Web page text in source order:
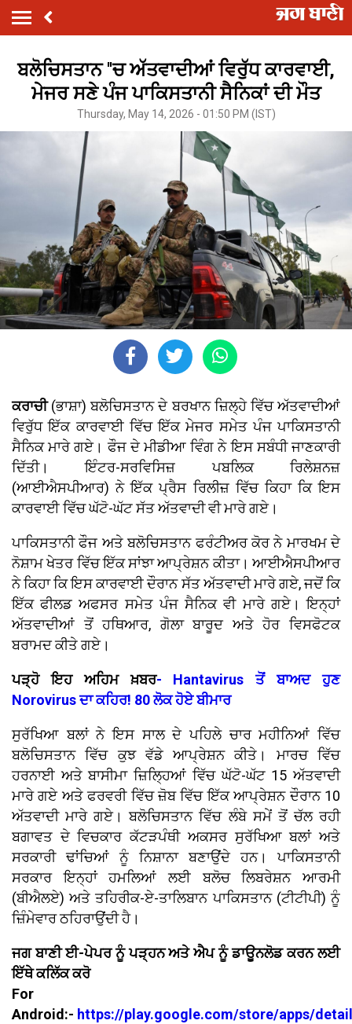
ਬਲੋਚਿਸਤਾਨ ''ਚ ਅੱਤਵਾਦੀਆਂ ਵਿਰੁੱਧ ਕਾਰਵਾਈ,
ਮੇਜਰ ਸਣੇ ਪੰਜ ਪਾਕਿਸਤਾਨੀ ਸੈਨਿਕਾਂ ਦੀ ਮੌਤ
Thursday, May 14, 2026 - 01:50 PM (IST)
ਕਰਾਚੀ(ਭਾਸ਼ਾ) ਬਲੋਚਿਸਤਾਨ ਦੇ ਬਰਖਾਨ ਜ਼ਿਲ੍ਹੇ ਵਿੱਚ ਅੱਤਵਾਦੀਆਂ
ਵਿਰੁੱਧ ਇੱਕ ਕਾਰਵਾਈ ਵਿੱਚ ਇੱਕ ਮੇਜਰ ਸਮੇਤ ਪੰਜ ਪਾਕਿਸਤਾਨੀ
ਸੈਨਿਕ ਮਾਰੇ ਗਏ। ਫੌਜ ਦੇ ਮੀਡੀਆ ਵਿੰਗ ਨੇ ਇਸ ਸਬੰਧੀ ਜਾਣਕਾਰੀ
ਦਿੱਤੀ। ਇੰਟਰ-ਸਰਵਿਸਿਜ਼ ਪਬਲਿਕ ਰਿਲੇਸ਼ਨਜ਼
(ਆਈਐਸਪੀਆਰ) ਨੇ ਇੱਕ ਪ੍ਰੈਸ ਰਿਲੀਜ਼ ਵਿੱਚ ਕਿਹਾ ਕਿ ਇਸ
ਕਾਰਵਾਈ ਵਿੱਚ ਘੱਟੋ-ਘੱਟ ਸੱਤ ਅੱਤਵਾਦੀ ਵੀ ਮਾਰੇ ਗਏ।
ਪਾਕਿਸਤਾਨੀ ਫੌਜ ਅਤੇ ਬਲੋਚਿਸਤਾਨ ਫਰੰਟੀਅਰ ਕੋਰ ਨੇ ਮਾਰਖਮ ਦੇ
ਨੋਸ਼ਾਮ ਖੇਤਰ ਵਿੱਚ ਇੱਕ ਸਾਂਝਾ ਆਪ੍ਰੇਸ਼ਨ ਕੀਤਾ। ਆਈਐਸਪੀਆਰ
ਨੇ ਕਿਹਾ ਕਿ ਇਸ ਕਾਰਵਾਈ ਦੌਰਾਨ ਸੱਤ ਅੱਤਵਾਦੀ ਮਾਰੇ ਗਏ, ਜਦੋਂ ਕਿ
ਇੱਕ ਫੀਲਡ ਅਫਸਰ ਸਮੇਤ ਪੰਜ ਸੈਨਿਕ ਵੀ ਮਾਰੇ ਗਏ। ਇਨ੍ਹਾਂ
ਅੱਤਵਾਦੀਆਂ ਤੋਂ ਹਥਿਆਰ, ਗੋਲਾ ਬਾਰੂਦ ਅਤੇ ਹੋਰ ਵਿਸਫੋਟਕ
ਬਰਾਮਦ ਕੀਤੇ ਗਏ।
ਪੜ੍ਹੋ ਇਹ ਅਹਿਮ ਖ਼ਬਰ- Hantavirus ਤੋਂ ਬਾਅਦ ਹੁਣ
Norovirus ਦਾ ਕਹਿਰ! 80 ਲੋਕ ਹੋਏ ਬੀਮਾਰ
ਸੁਰੱਖਿਆ ਬਲਾਂ ਨੇ ਇਸ ਸਾਲ ਦੇ ਪਹਿਲੇ ਚਾਰ ਮਹੀਨਿਆਂ ਵਿੱਚ
ਬਲੋਚਿਸਤਾਨ ਵਿੱਚ ਕੁਝ ਵੱਡੇ ਆਪ੍ਰੇਸ਼ਨ ਕੀਤੇ। ਮਾਰਚ ਵਿੱਚ
ਹਰਨਾਈ ਅਤੇ ਬਾਸੀਮਾ ਜ਼ਿਲ੍ਹਿਆਂ ਵਿੱਚ ਘੱਟੋ-ਘੱਟ 15 ਅੱਤਵਾਦੀ
ਮਾਰੇ ਗਏ ਅਤੇ ਫਰਵਰੀ ਵਿੱਚ ਜ਼ੋਬ ਵਿੱਚ ਇੱਕ ਆਪ੍ਰੇਸ਼ਨ ਦੌਰਾਨ 10
ਅੱਤਵਾਦੀ ਮਾਰੇ ਗਏ। ਬਲੋਚਿਸਤਾਨ ਵਿੱਚ ਲੰਬੇ ਸਮੇਂ ਤੋਂ ਚੱਲ ਰਹੀ
ਬਗਾਵਤ ਦੇ ਵਿਚਕਾਰ ਕੱਟੜਪੰਥੀ ਅਕਸਰ ਸੁਰੱਖਿਆ ਬਲਾਂ ਅਤੇ
ਸਰਕਾਰੀ ਢਾਂਚਿਆਂ ਨੂੰ ਨਿਸ਼ਾਨਾ ਬਣਾਉਂਦੇ ਹਨ। ਪਾਕਿਸਤਾਨੀ
ਸਰਕਾਰ ਇਨ੍ਹਾਂ ਹਮਲਿਆਂ ਲਈ ਬਲੋਚ ਲਿਬਰੇਸ਼ਨ ਆਰਮੀ
(ਬੀਐਲਏ) ਅਤੇ ਤਹਿਰੀਕ-ਏ-ਤਾਲਿਬਾਨ ਪਾਕਿਸਤਾਨ (ਟੀਟੀਪੀ) ਨੂੰ
ਜ਼ਿੰਮੇਵਾਰ ਠਹਿਰਾਉਂਦੀ ਹੈ।
ਜਗ ਬਾਣੀ ਈ-ਪੇਪਰ ਨੂੰ ਪੜ੍ਹਨ ਅਤੇ ਐਪ ਨੂੰ ਡਾਊਨਲੋਡ ਕਰਨ ਲਈ
ਇੱਥੇ ਕਲਿੱਕ ਕਰੋ
For
Android:- https://play.google.com/store/apps/